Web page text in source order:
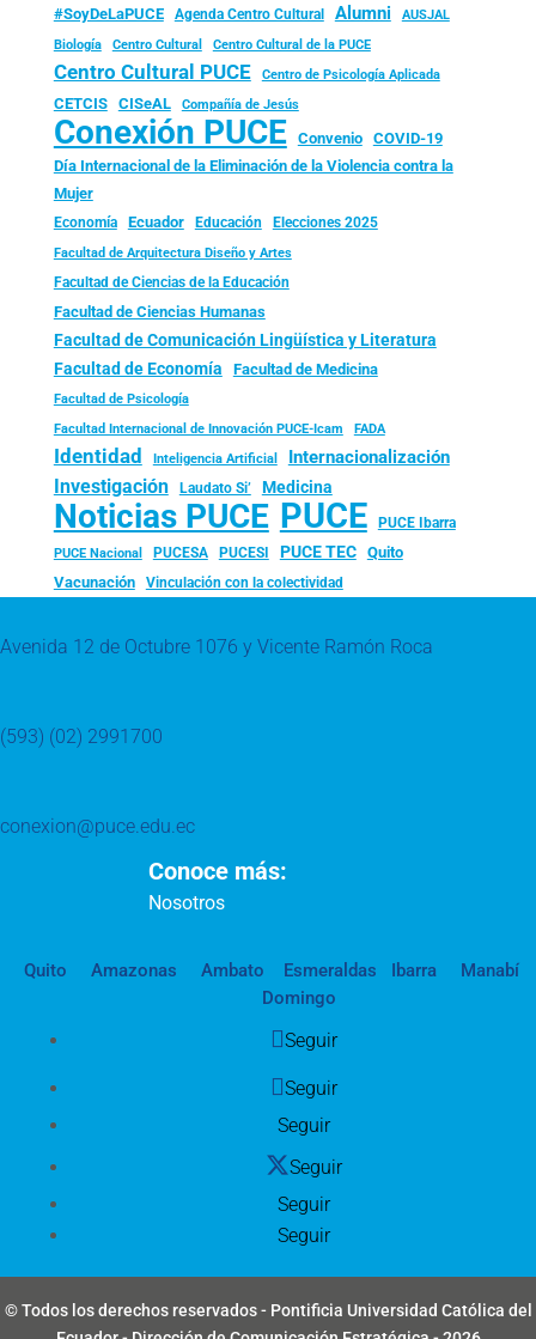
#SoyDeLaPUCE Agenda Centro Cultural Alumni
AUSJAL
Biología
Centro Cultural Centro Cultural de la PUCE
Centro Cultural PUCE Centro de Psicología Aplicada
CETCIS CISeAL Compañía de Jesús
Conexión PUCE Convenio
COVID-19
Día Internacional de la Eliminación de la Violencia contra la
Mujer
Economía Ecuador Educación Elecciones 2025
Facultad de Arquitectura Diseño y Artes
Facultad de Ciencias de la Educación
Facultad de Ciencias Humanas
Facultad de Comunicación Lingüística y Literatura
Facultad de Economía Facultad de Medicina
Facultad de Psicología
Facultad Internacional de Innovación PUCE-Icam FADA
Identidad Inteligencia Artificial Internacionalización
Investigación Laudato Si’ Medicina
Noticias PUCE PUCE PUCE Ibarra
PUCE Nacional PUCESA PUCESI PUCE TEC
Quito
Vacunación
Vinculación con la colectividad
Avenida 12 de Octubre 1076 y Vicente Ramón Roca
(593) (02) 2991700
conexion@puce.edu.ec
Conoce más:
Nosotros
Quito Amazonas Ambato Esmeraldas Ibarra
Manabí
Domingo
Seguir
Seguir
Seguir
Seguir
Seguir
Seguir
© Todos los derechos reservados - Pontificia Universidad Católica del